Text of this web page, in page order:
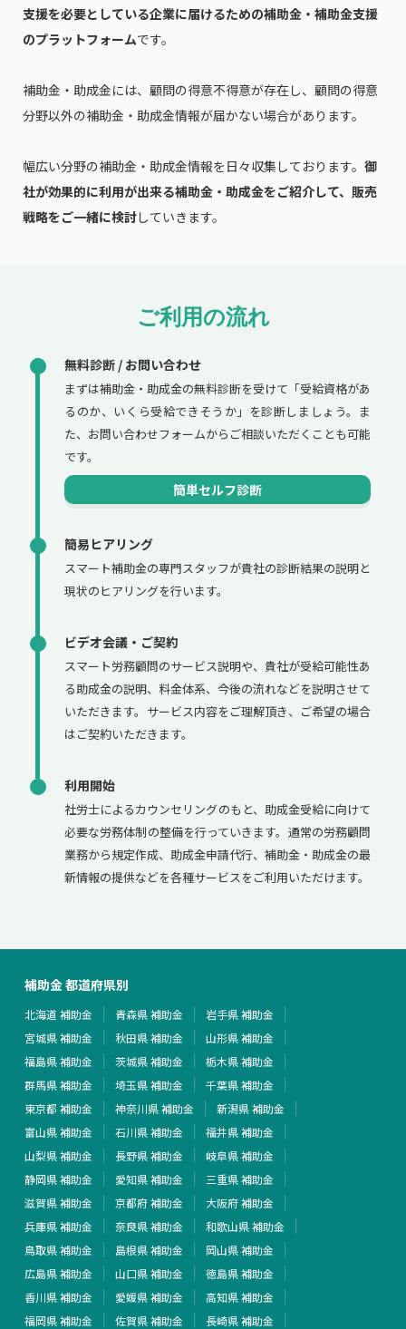
支援を必要としている企業に届けるための補助金・補助金支援
のプラットフォームです。
補助金・助成金には、顧問の得意不得意が存在し、顧問の得意
分野以外の補助金・助成金情報が届かない場合があります。
幅広い分野の補助金・助成金情報を日々収集しております。 御
社が効果的に利用が出来る補助金・助成金をご紹介して、販売
戦略をご一緒に検討していきます。
ご利用の流れ
無料診断 / お問い合わせ
まずは補助金・助成金の無料診断を受けて「受給資格があ
るのか、いくら受給できそうか」を診断しましょう。ま
た、お問い合わせフォームからご相談いただくことも可能
です。
簡単セルフ診断
簡易ヒアリング
スマート補助金の専門スタッフが貴社の診断結果の説明と
現状のヒアリングを行います。
ビデオ会議・ご契約
スマート労務顧問のサービス説明や、貴社が受給可能性あ
る助成金の説明、料金体系、今後の流れなどを説明させて
いただきます。サービス内容をご理解頂き、ご希望の場合
はご契約いただきます。
利用開始
社労士によるカウンセリングのもと、助成金受給に向けて
必要な労務体制の整備を行っていきます。通常の労務顧問
業務から規定作成、助成金申請代行、補助金・助成金の最
新情報の提供などを各種サービスをご利用いただけます。
補助金 都道府県別
北海道 補助金 青森県 補助金
岩手県 補助金
宮城県 補助金
秋田県 補助金
山形県 補助金
福島県 補助金
茨城県 補助金
栃木県 補助金
群馬県 補助金
埼玉県 補助金
千葉県 補助金
東京都 補助金
神奈川県 補助金
新潟県 補助金
富山県 補助金
石川県 補助金
福井県 補助金
山梨県 補助金
長野県 補助金
岐阜県 補助金
静岡県 補助金
愛知県 補助金
三重県 補助金
滋賀県 補助金
京都府 補助金
大阪府 補助金
兵庫県 補助金
奈良県 補助金
和歌山県 補助金
鳥取県 補助金
島根県 補助金
岡山県 補助金
広島県 補助金
山口県 補助金
徳島県 補助金
香川県 補助金
愛媛県 補助金
高知県 補助金
福岡県 補助金
佐賀県 補助金
長崎県 補助金